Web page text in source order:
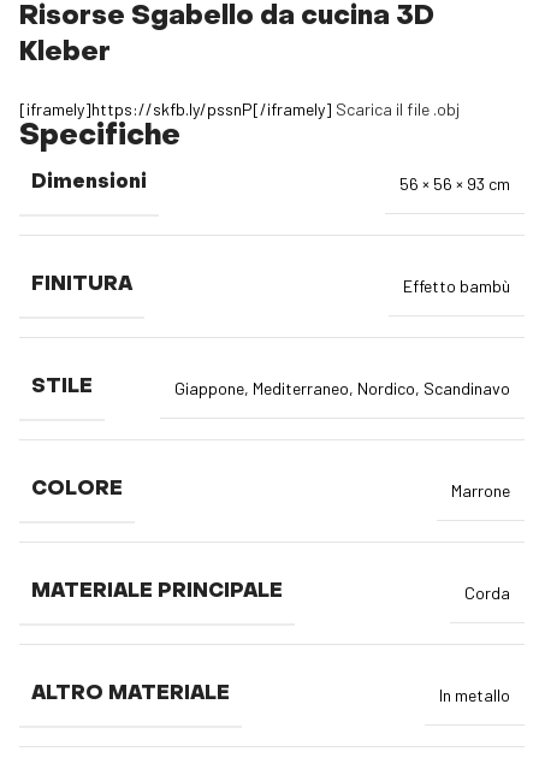
Risorse Sgabello da cucina 3D
Kleber
[iframely]https://skfb.ly/pssnP[/iframely] Scarica il file .obj
Specifiche
Dimensioni 56 × 56 × 93 cm
FINITURA Effetto bambù
STILE Giappone, Mediterraneo, Nordico, Scandinavo
COLORE Marrone
MATERIALE PRINCIPALE Corda
ALTRO MATERIALE In metallo